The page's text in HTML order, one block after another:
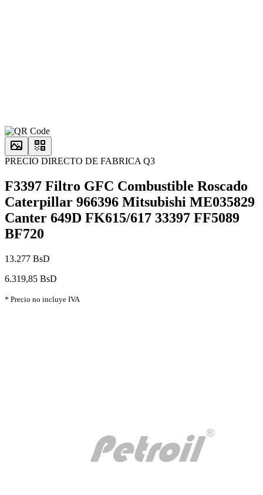
PRECIO DIRECTO DE FABRICA Q3
F3397 Filtro GFC Combustible Roscado
Caterpillar 966396 Mitsubishi ME035829
Canter 649D FK615/617 33397 FF5089
BF720
13.277 BsD
6.319,85 BsD
* Precio no incluye IVA